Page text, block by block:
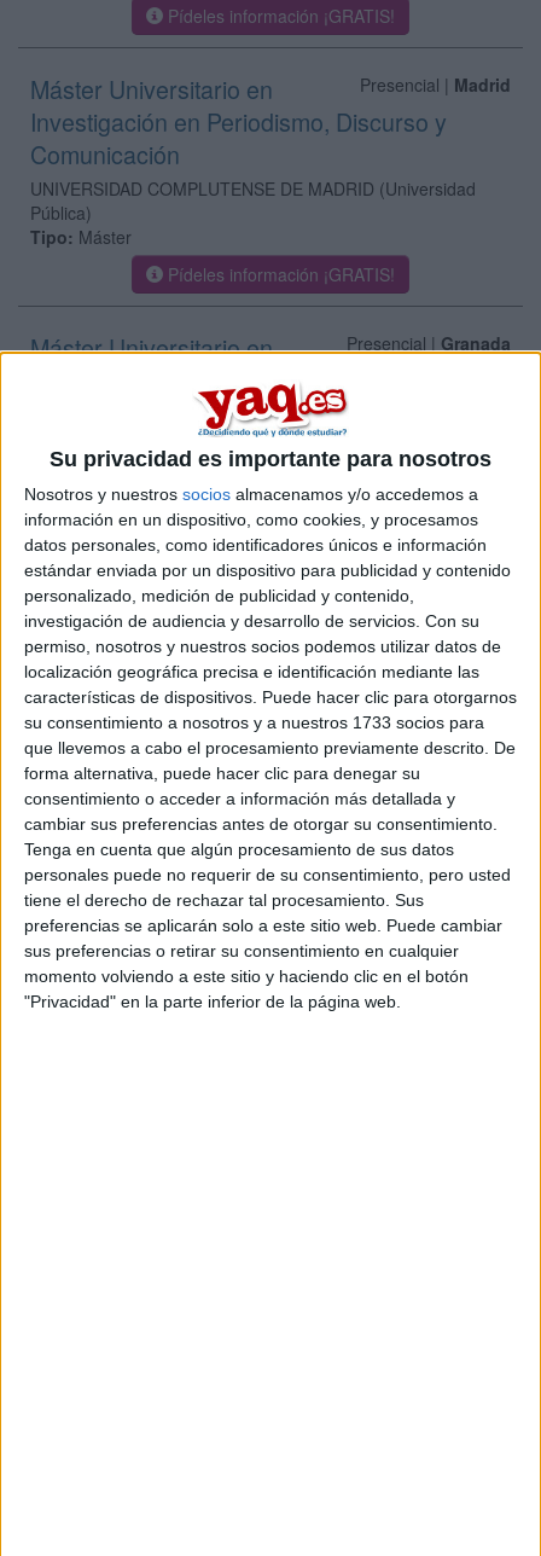
Su privacidad es importante para nosotros
Nosotros y nuestros socios almacenamos y/o accedemos a
información en un dispositivo, como cookies, y procesamos
datos personales, como identificadores únicos e información
estándar enviada por un dispositivo para publicidad y contenido
personalizado, medición de publicidad y contenido,
investigación de audiencia y desarrollo de servicios. Con su
permiso, nosotros y nuestros socios podemos utilizar datos de
localización geográfica precisa e identificación mediante las
características de dispositivos. Puede hacer clic para otorgarnos
su consentimiento a nosotros y a nuestros 1733 socios para
que llevemos a cabo el procesamiento previamente descrito. De
forma alternativa, puede hacer clic para denegar su
consentimiento o acceder a información más detallada y
cambiar sus preferencias antes de otorgar su consentimiento.
Tenga en cuenta que algún procesamiento de sus datos
personales puede no requerir de su consentimiento, pero usted
tiene el derecho de rechazar tal procesamiento. Sus
preferencias se aplicarán solo a este sitio web. Puede cambiar
sus preferencias o retirar su consentimiento en cualquier
momento volviendo a este sitio y haciendo clic en el botón
"Privacidad" en la parte inferior de la página web.
Pídeles información ¡GRATIS!
Presencial | Madrid
Máster Universitario en
Investigación en Periodismo, Discurso y
Comunicación
UNIVERSIDAD COMPLUTENSE DE MADRID (Universidad
Pública)
Tipo: Máster
Pídeles información ¡GRATIS!
Presencial | Granada
Máster Universitario en
Nuevos Medios Interactivos y Periodismo
UNIVERSIDAD DE GRANADA
(Universidad Pública)
Tipo: Máster
Pídeles información ¡GRATIS!
Presencial |Barcelona
Máster Universitario en
Periodismo Avanzado. Reporterismo
UNIVERSITAT RAMON LLULL (Universidad Privada)
Tipo: Máster
Pídeles información ¡GRATIS!
Presencial |
Máster Universitario en
Periodismo Cultural
UNIVERSIDAD CEU SAN PABLO (Universidad Privada)
Tipo: Máster
Pídeles información ¡GRATIS!
Online |Madrid
Máster Universitario en
Periodismo Digital y de Datos